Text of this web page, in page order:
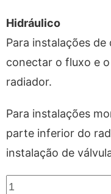
Hidráulico
Para instalações
conectar o fluxo e
radiador.
Para instalações
parte inferior do
instalação de